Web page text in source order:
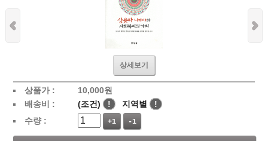
상세보기
상품가 : 10,000원
배송비 :
(조건) ! 지역별
!
수량 :
+1 -1